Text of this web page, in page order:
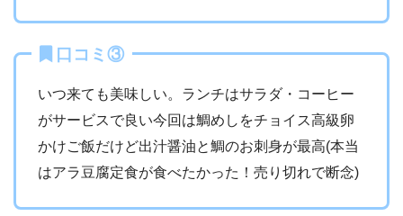
口コミ③
いつ来ても美味しい。ランチはサラダ・コーヒー
がサービスで良い今回は鯛めしをチョイス高級卵
かけご飯だけど出汁醤油と鯛のお刺身が最高(本当
はアラ豆腐定食が食べたかった！売り切れで断念)